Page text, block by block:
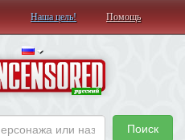
Наша цель! Помощь
Поиск